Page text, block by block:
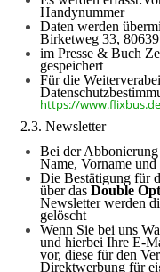
Handynummer
Daten werden
Birketweg 33,
im Presse & Buch
gespeichert
Für die
https://
2.3. Newsletter
Bei der Abbonierung
Name, Vorname
Die Bestätigung für
über das Double Opt
Newsletter werden
gelöscht
Wenn Sie bei uns
und hierbei Ihre E-
vor, diese für den
Direktwerbung für